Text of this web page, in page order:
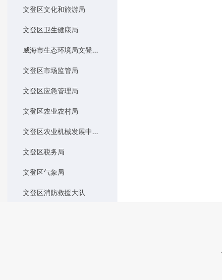
文登区文化和旅游局
文登区卫生健康局
威海市生态环境局文登...
文登区市场监管局
文登区应急管理局
文登区农业农村局
文登区农业机械发展中...
文登区税务局
文登区气象局
文登区消防救援大队